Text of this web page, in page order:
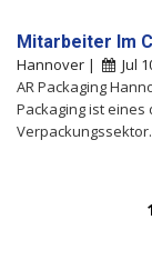
Mitarbeiter Im
Hannover |
Jul
AR Packaging
Packaging ist